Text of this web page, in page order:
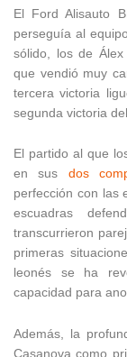
El Ford Alisauto
perseguía al
sólido, los de
que vendió muy
tercera victoria
segunda victoria
El partido al que
en sus dos
perfección con las
escuadras
transcurrieron
primeras
leonés se ha
capacidad para
Además, la
Casanova como